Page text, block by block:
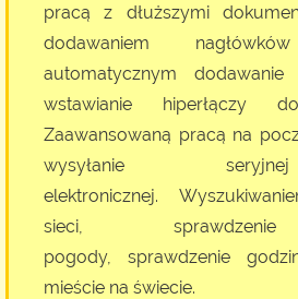
pracą z dłuższymi
dodawaniem
automatycznym dodawanie
wstawianie hiperłączy
Zaawansowaną pracą na
wysyłanie
elektronicznej.
sieci,
pogody, sprawdzenie
mieście na świecie.